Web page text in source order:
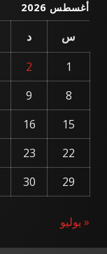
أغسطس 2026
س د
1
2
8
9
15
16
22
23
29
30
« يوليو